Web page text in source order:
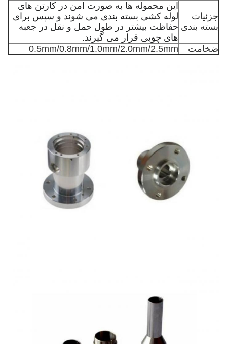
جزئیات
بسته بندی
این محموله ها به صورت امن در کارتن های
لوله کشی بسته بندی می شوند و سپس برای
حفاظت بیشتر در طول حمل و نقل در جعبه
های چوبی قرار می گیرند.
ضخامت
0.5mm/0.8mm/1.0mm/2.0mm/2.5mm